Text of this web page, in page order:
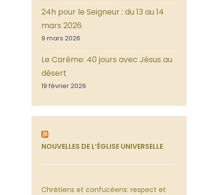
24h pour le Seigneur : du 13 au 14
mars 2026
9 mars 2026
Le Carême: 40 jours avec Jésus au
désert
19 février 2026
NOUVELLES DE L’ÉGLISE UNIVERSELLE
Chrétiens et confucéens: respect et